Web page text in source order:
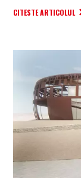
CITESTE ARTICOLUL